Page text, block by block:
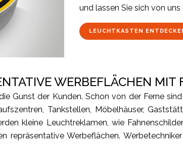
und lassen Sie sich von uns
LEUCHTKASTEN
WERBEFLÄCHEN MIT
Gunst der Kunden. Schon von der Ferne
Tankstellen, Möbelhäuser,
kleine Leuchtreklamen, wie
repräsentative Werbeflächen.